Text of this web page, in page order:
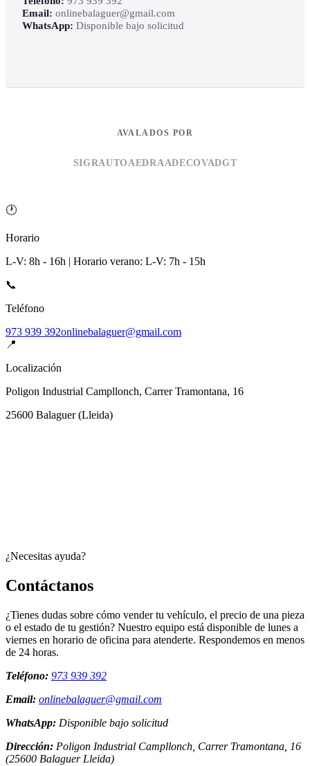
Email: onlinebalaguer@gmail.com
WhatsApp: Disponible bajo solicitud
AVALADOS POR
SIGRAUTOAEDRAADECOVADGT
🕐
Horario
L-V: 8h - 16h | Horario verano: L-V: 7h - 15h
📞
Teléfono
973 939 392onlinebalaguer@gmail.com
📍
Localización
Poligon Industrial Campllonch, Carrer Tramontana, 16
25600 Balaguer(Lleida)
¿Necesitas ayuda?
Contáctanos
¿Tienes dudas sobre cómo vender tu vehículo, el precio de una pieza
o el estado de tu gestión? Nuestro equipo está disponible de lunes a
viernes en horario de oficina para atenderte. Respondemos en menos
de 24 horas.
Teléfono: 973 939 392
Email: onlinebalaguer@gmail.com
WhatsApp: Disponible bajo solicitud
Dirección: Poligon Industrial Campllonch, Carrer Tramontana, 16
(25600 Balaguer Lleida)